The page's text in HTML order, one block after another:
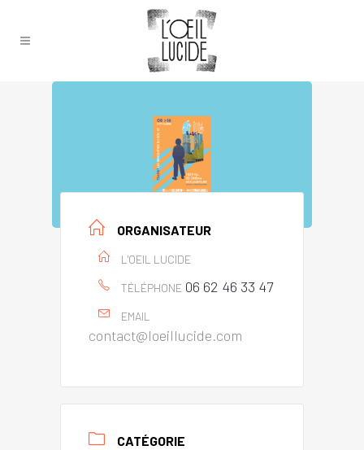
ORGANISATEUR
L'OEIL LUCIDE
TÉLÉPHONE 06 62 46 33 47
EMAIL
contact@loeillucide.com
CATÉGORIE